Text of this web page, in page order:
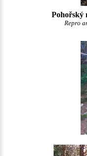
Pohořský
Repro